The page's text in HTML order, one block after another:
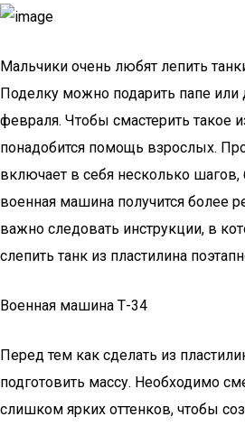
Мальчики очень любят лепить
Поделку можно подарить папе или
февраля. Чтобы смастерить такое
понадобится помощь взрослых.
включает в себя несколько
военная машина получится более
важно следовать инструкции, в
слепить танк из пластилина
Военная машина Т-34
Перед тем как сделать из
подготовить массу. Необходимо
слишком ярких оттенков, чтобы